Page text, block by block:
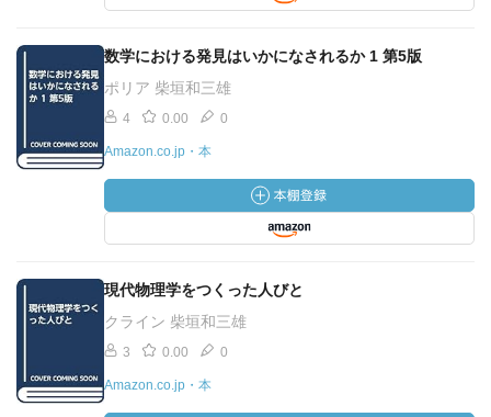
数学における発見はいかになされるか 1 第5版
ポリア 柴垣和三雄
4 0.00 0
Amazon.co.jp・本
現代物理学をつくった人びと
クライン 柴垣和三雄
3 0.00 0
Amazon.co.jp・本